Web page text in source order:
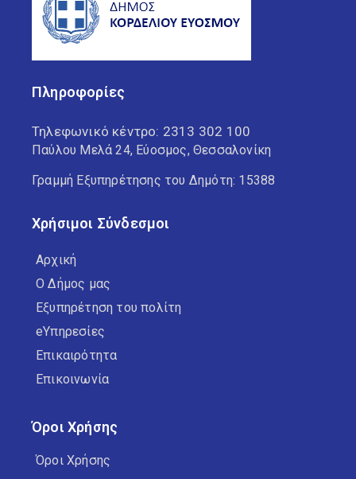
Πληροφορίες
Τηλεφωνικό κέντρο: 2313 302 100
Παύλου Μελά 24, Εύοσμος, Θεσσαλονίκη
Γραμμή Εξυπηρέτησης του Δημότη: 15388
Χρήσιμοι Σύνδεσμοι
Αρχική
Ο Δήμος μας
Εξυπηρέτηση του πολίτη
eΥπηρεσίες
Επικαιρότητα
Επικοινωνία
Όροι Χρήσης
Όροι Χρήσης